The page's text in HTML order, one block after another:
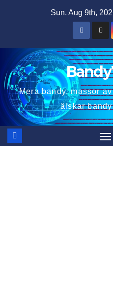
Sun. Aug 9th,
Mera bandy, massor
älskar